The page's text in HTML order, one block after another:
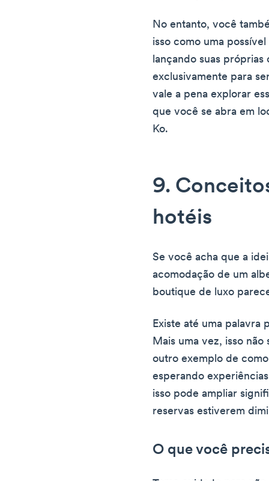
No entanto, você
isso como uma
lançando suas próprias
exclusivamente para
vale a pena explorar
que você se abra em
Ko.
9.
hotéis
Se você acha que a
acomodação de um
boutique de luxo
Existe até uma palavra
Mais uma vez, isso não
outro exemplo de
esperando
isso pode ampliar
reservas estiverem
O que você